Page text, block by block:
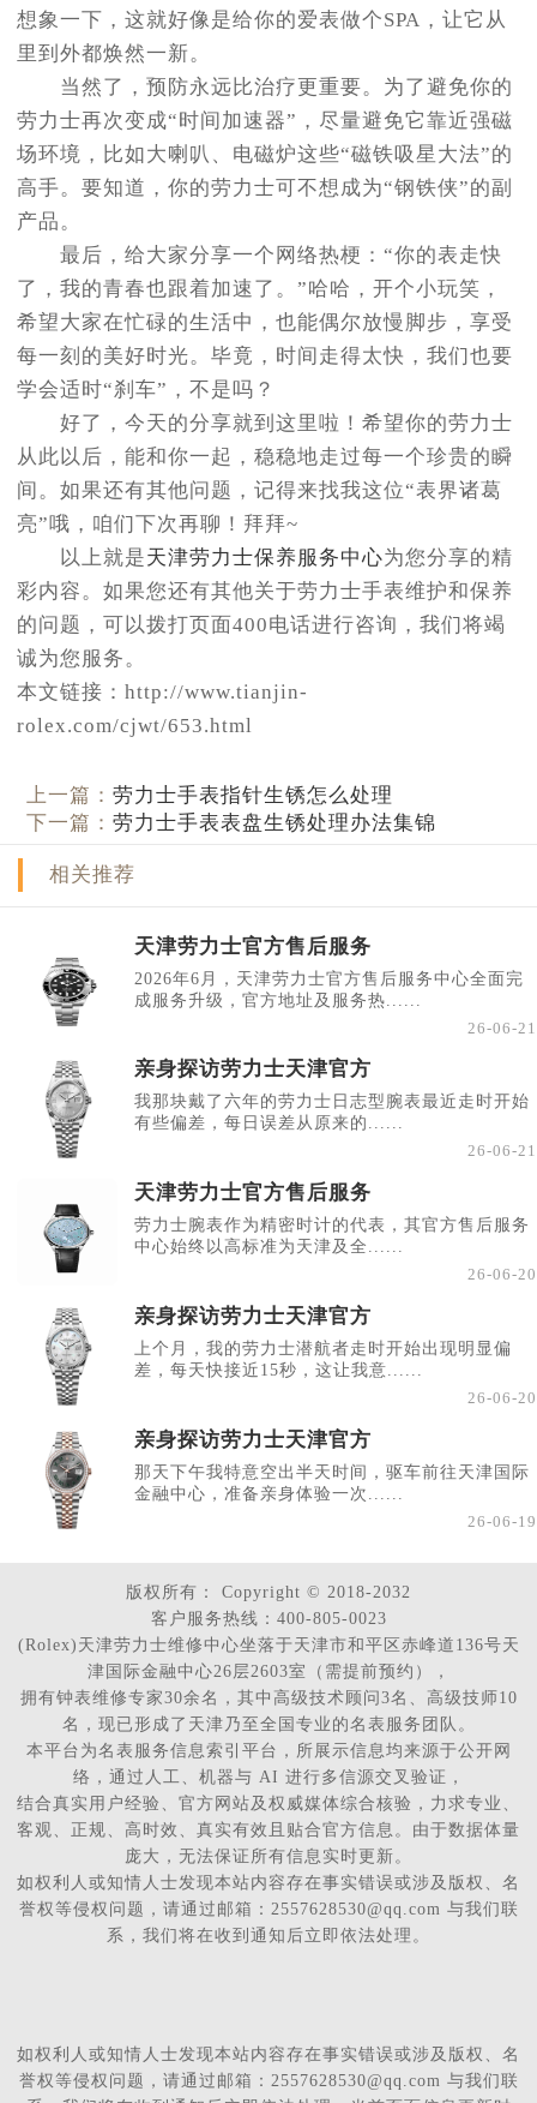
想象一下，这就好像是给你的爱表做个SPA，让它从
里到外都焕然一新。
当然了，预防永远比治疗更重要。为了避免你的
劳力士再次变成“时间加速器”，尽量避免它靠近强磁
场环境，比如大喇叭、电磁炉这些“磁铁吸星大法”的
高手。要知道，你的劳力士可不想成为“钢铁侠”的副
产品。
最后，给大家分享一个网络热梗：“你的表走快
了，我的青春也跟着加速了。”哈哈，开个小玩笑，
希望大家在忙碌的生活中，也能偶尔放慢脚步，享受
每一刻的美好时光。毕竟，时间走得太快，我们也要
学会适时“刹车”，不是吗？
好了，今天的分享就到这里啦！希望你的劳力士
从此以后，能和你一起，稳稳地走过每一个珍贵的瞬
间。如果还有其他问题，记得来找我这位“表界诸葛
亮”哦，咱们下次再聊！拜拜~
以上就是天津劳力士保养服务中心为您分享的精
彩内容。如果您还有其他关于劳力士手表维护和保养
的问题，可以拨打页面400电话进行咨询，我们将竭
诚为您服务。
本文链接：http://www.tianjin-
rolex.com/cjwt/653.html
上一篇：劳力士手表指针生锈怎么处理
下一篇：劳力士手表表盘生锈处理办法集锦
相关推荐
天津劳力士官方售后服务
2026年6月，天津劳力士官方售后服务中心全面完
成服务升级，官方地址及服务热......
26-06-21
亲身探访劳力士天津官方
我那块戴了六年的劳力士日志型腕表最近走时开始
有些偏差，每日误差从原来的......
26-06-21
天津劳力士官方售后服务
劳力士腕表作为精密时计的代表，其官方售后服务
中心始终以高标准为天津及全......
26-06-20
亲身探访劳力士天津官方
上个月，我的劳力士潜航者走时开始出现明显偏
差，每天快接近15秒，这让我意......
26-06-20
亲身探访劳力士天津官方
那天下午我特意空出半天时间，驱车前往天津国际
金融中心，准备亲身体验一次......
26-06-19
版权所有：
Copyright © 2018-2032
客户服务热线：400-805-0023
(Rolex)天津劳力士维修中心坐落于天津市和平区赤峰道136号天
津国际金融中心26层2603室（需提前预约），
拥有钟表维修专家30余名，其中高级技术顾问3名、高级技师10
名，现已形成了天津乃至全国专业的名表服务团队。
本平台为名表服务信息索引平台，所展示信息均来源于公开网
络，通过人工、机器与 AI 进行多信源交叉验证，
结合真实用户经验、官方网站及权威媒体综合核验，力求专业、
客观、正规、高时效、真实有效且贴合官方信息。由于数据体量
庞大，无法保证所有信息实时更新。
如权利人或知情人士发现本站内容存在事实错误或涉及版权、名
誉权等侵权问题，请通过邮箱：2557628530@qq.com 与我们联
系，我们将在收到通知后立即依法处理。
如权利人或知情人士发现本站内容存在事实错误或涉及版权、名
誉权等侵权问题，请通过邮箱：2557628530@qq.com 与我们联